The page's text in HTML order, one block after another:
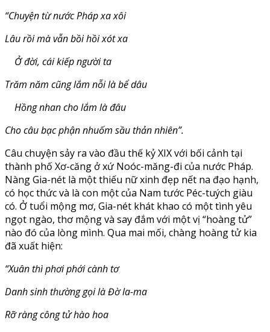
“Chuyện từ nước Pháp xa xôi
Lâu rồi mà vẫn bồi hồi xót xa
Ở đời, cái kiếp người ta
Trăm năm cũng lắm nỗi là bể dâu
Hồng nhan cho lắm là đâu
Cho câu bạc phận nhuốm sầu thản nhiên”.
Câu chuyện sảy ra vào đầu thế kỷ XIX với bối cảnh tại
thành phố Xơ-căng ở xứ Noóc-măng-đi của nước Pháp.
Nàng Gia-nét là một thiếu nữ xinh đẹp nết na đạo hạnh,
có học thức và là con một của Nam tước Péc-tuých giàu
có. Ở tuổi mộng mơ, Gia-nét khát khao có một tình yêu
ngọt ngào, thơ mộng và say đắm với một vị “hoàng tử”
nào đó của lòng mình. Qua mai mối, chàng hoàng tử kia
đã xuất hiện:
“Xuân thì phơi phới cành tơ
Danh sinh thường gọi là Đờ la-ma
Rỡ ràng công tử hào hoa